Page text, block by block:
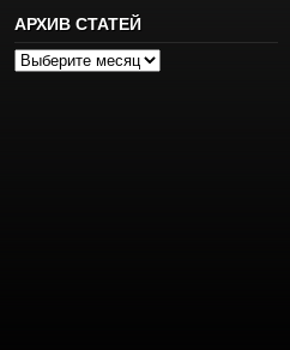
АРХИВ СТАТЕЙ
Архив